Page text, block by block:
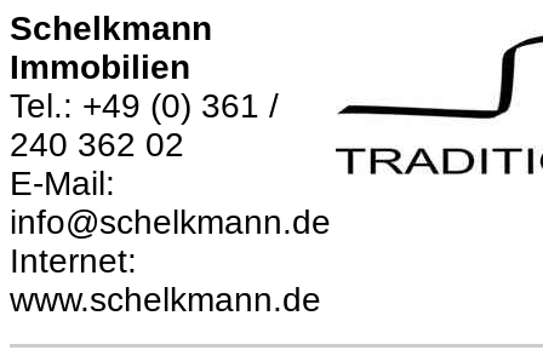
Schelkmann
Immobilien
Tel.: +49 (0) 361 /
240 362 02
E-Mail:
info@schelkmann.de
Internet:
www.schelkmann.de